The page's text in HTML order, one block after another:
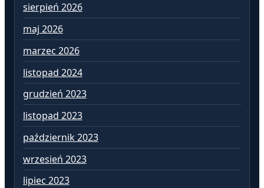
sierpień 2026
maj 2026
marzec 2026
listopad 2024
grudzień 2023
listopad 2023
październik 2023
wrzesień 2023
lipiec 2023